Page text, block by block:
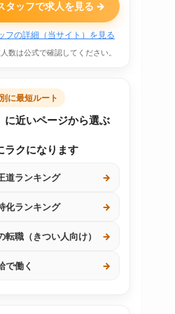
タッフで求人を見る →
フの詳細（当サイト）を見る
数は公式で確認してください。
に最短ルート
に近いページから選ぶ
ラクになります
道ランキング →
化ランキング →
転職（きつい人向け） →
で働く →